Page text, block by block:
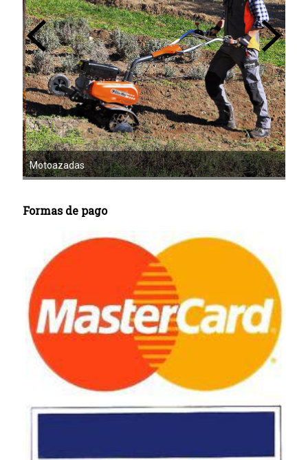
Motoazadas
Formas de pago